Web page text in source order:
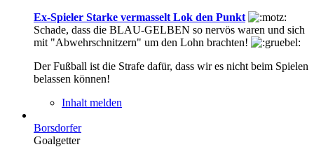
Ex-Spieler Starke vermasselt Lok den Punkt
Schade, dass die BLAU-GELBEN so nervös waren und sich
mit "Abwehrschnitzern" um den Lohn brachten!
Der Fußball ist die Strafe dafür, dass wir es nicht beim Spielen
belassen können!
Inhalt melden
Borsdorfer
Goalgetter